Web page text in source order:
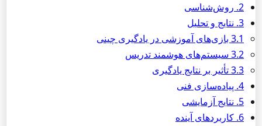
2. روش‌شناسی
3. نتایج و تحلیل
3.1 بازی‌های آموزشی در یادگیری چینی
3.2 سیستم‌های هوشمند تدریس
3.3 تأثیر بر نتایج یادگیری
4. پیاده‌سازی فنی
5. نتایج آزمایشی
6. کاربردهای آینده